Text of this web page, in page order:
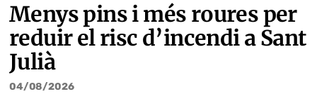
Menys pins i més roures per
reduir el risc d’incendi a Sant
Julià
04/08/2026